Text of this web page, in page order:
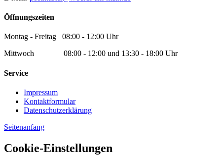
Öffnungszeiten
Montag - Freitag 08:00 - 12:00 Uhr
Mittwoch 08:00 - 12:00 und 13:30 - 18:00 Uhr
Service
Impressum
Kontaktformular
Datenschutzerklärung
Seitenanfang
Cookie-Einstellungen